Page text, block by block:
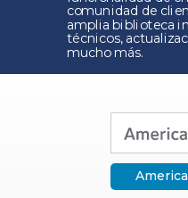
comunidad de
amplia biblioteca
técnicos,
mucho más.